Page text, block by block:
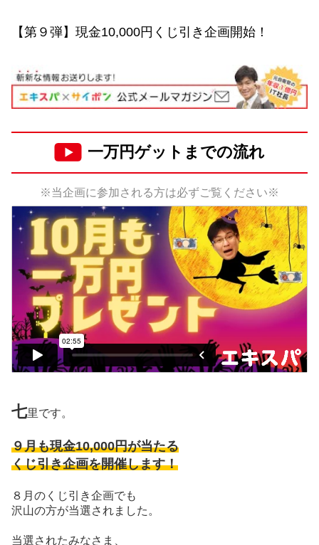
【第９弾】現金10,000円くじ引き企画開始！
一万円ゲットまでの流れ
※当企画に参加される方は必ずご覧ください※
七里です。
９月も現金10,000円が当たる
くじ引き企画を開催します！
８月のくじ引き企画でも
沢山の方が当選されました。
当選されたみなさま、